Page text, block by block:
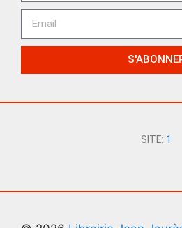
SITE: 1